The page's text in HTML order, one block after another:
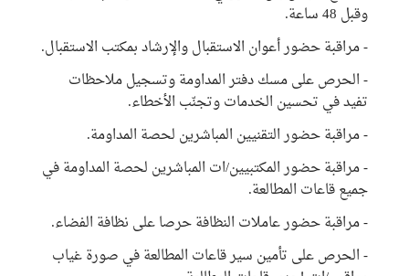
وقبل 48 ساعة.
- مراقبة حضور أعوان الاستقبال والإرشاد بمكتب الاستقبال.
- الحرص على مسك دفتر المداومة وتسجيل ملاحظات
تفيد في تحسين الخدمات وتجنّب الأخطاء.
- مراقبة حضور التقنيين المباشرين لحصة المداومة.
- مراقبة حضور المكتبيين/ات المباشرين لحصة المداومة في
جميع قاعات المطالعة.
- مراقبة حضور عاملات النظافة حرصا على نظافة الفضاء.
- الحرص على تأمين سير قاعات المطالعة في صورة غياب